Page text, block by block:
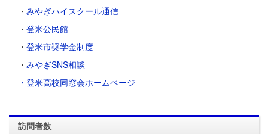
・ みやぎハイスクール通信
・ 登米公民館
・ 登米市奨学金制度
・ みやぎSNS相談
・登米高校同窓会ホームページ
訪問者数